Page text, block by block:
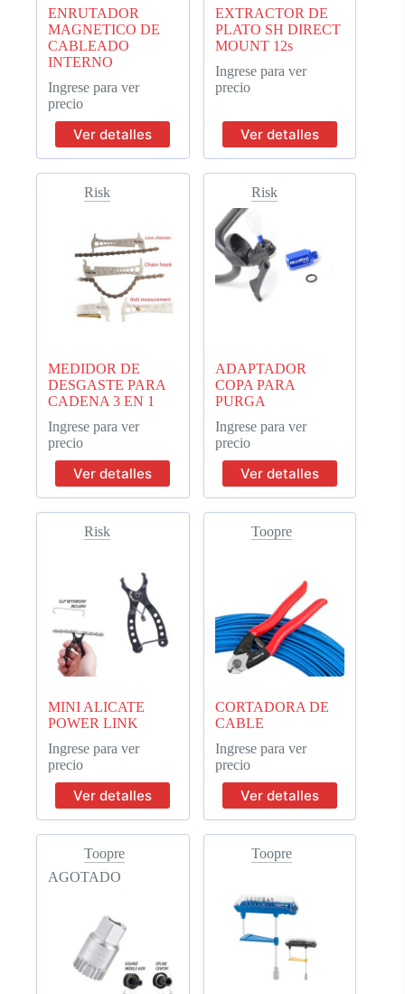
ENRUTADOR
MAGNETICO DE
CABLEADO
INTERNO
Ingrese para ver
precio
Ver detalles
EXTRACTOR DE
PLATO SH DIRECT
MOUNT 12s
Ingrese para ver
precio
Ver detalles
Risk
MEDIDOR DE
DESGASTE PARA
CADENA 3 EN 1
Ingrese para ver
precio
Ver detalles
Risk
ADAPTADOR
COPA PARA
PURGA
Ingrese para ver
precio
Ver detalles
Risk
MINI ALICATE
POWER LINK
Ingrese para ver
precio
Ver detalles
Toopre
CORTADORA DE
CABLE
Ingrese para ver
precio
Ver detalles
Toopre
AGOTADO
Toopre